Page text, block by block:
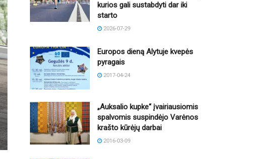
kurios gali sustabdyti dar iki
starto
2026-07-29
Europos dieną Alytuje kvepės
pyragais
2017-04-24
„Auksalio kupke“ įvairiausiomis
spalvomis suspindėjo Varėnos
krašto kūrėjų darbai
2016-03-09